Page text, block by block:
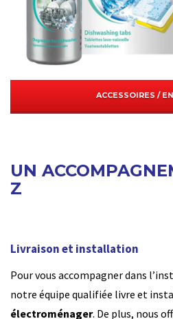
ACCESSOIRES /
UN
Z
Livraison et installation
Pour vous accompagner dans
notre équipe qualifiée livre et
électroménager. De plus, nous